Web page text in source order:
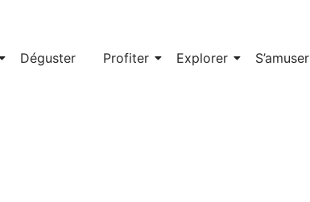
Déguster Profiter Explorer S’amuser